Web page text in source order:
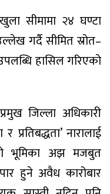
सीमामा २४ घण्टा
गर्दै सीमित स्रोत–
हासिल गरिएको
जिल्ला अधिकारी
नारालाई
भूमिका अझ मजबुत
हुने अवैध कारोबार